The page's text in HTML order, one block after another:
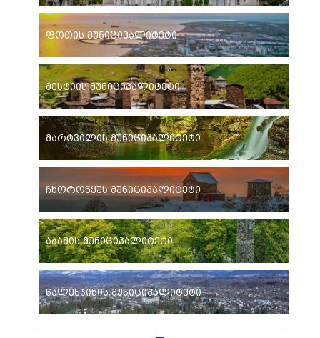
ფოთის მუნიციპალიტეტი
მესტიის მუნიციპალიტეტი
მარტვილის მუნიციპალიტეტი
ჩხოროწყუს მუნიციპალიტეტი
აბაშის მუნიციპალიტეტი
წალენჯიხის მუნიციპალიტეტი